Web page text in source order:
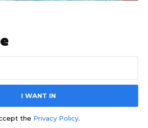
छह महीने में 18 बैंक कर्मचारियों को किया गिरफ्तार
खाते खोलकर साइबर ठगों को उपलब्ध कराए
मिलते थे 20 से 25 हजार
I WANT IN
the Privacy Policy.